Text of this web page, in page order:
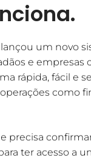
um novo
e empresas
rápida, fácil e
como
precisa
ter acesso a